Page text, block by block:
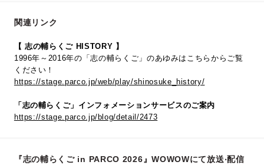
関連リンク
【 志の輔らくご HISTORY 】
1996年～2016年の「志の輔らくご」のあゆみはこちらからご覧
ください！
https://stage.parco.jp/web/play/shinosuke_history/
「志の輔らくご」インフォメーションサービスのご案内
https://stage.parco.jp/blog/detail/2473
『志の輔らくご in PARCO 2026』WOWOWにて放送‧配信